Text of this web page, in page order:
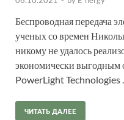
Беспроводная передача
ученых со времен
никому не удалось
экономически выгодным
PowerLight Technologies
ЧИТАТЬ ДАЛЕЕ